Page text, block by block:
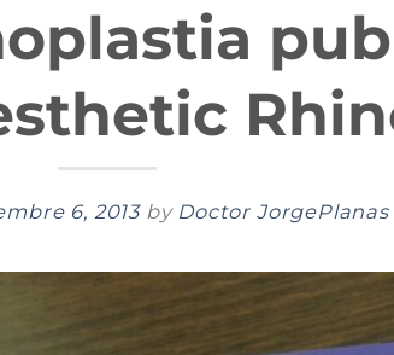
6, 2013 by Doctor JorgePlanas